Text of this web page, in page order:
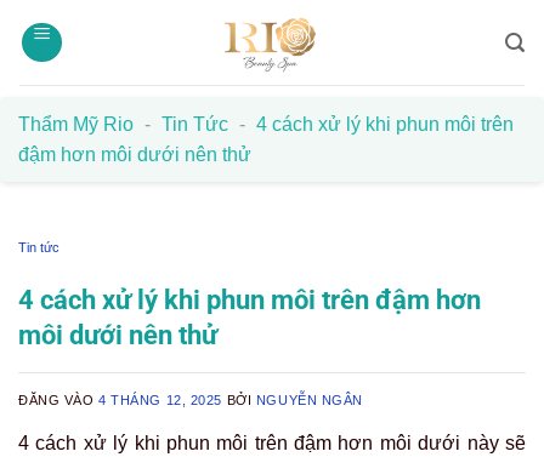
qua
Thẩm Mỹ Rio - Tin Tức - 4 cách xử lý khi phun môi trên
đậm hơn môi dưới nên thử
Tin tức
4 cách xử lý khi phun môi trên đậm hơn
môi dưới nên thử
ĐĂNG VÀO4 THÁNG 12, 2025 BỞI NGUYỄN NGÂN
4 cách xử lý khi phun môi trên đậm hơn môi dưới này sẽ